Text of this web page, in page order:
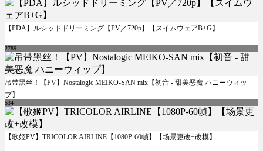
【PDA】ルシッドドリーミング【PV／720p】【スイムウェアB+G】
2789
吊带黑丝！【PV】Nostalogic MEIKO-SAN mix【初音 - 甜美恶魔 ハニーウィッ
プ】
534
【歌姬PV】TRICOLOR AIRLINE【1080P-60帧】【场景更改+改模】